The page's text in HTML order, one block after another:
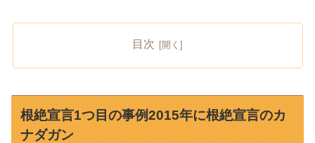
目次
根絶宣言1つ目の事例2015年に根絶宣言のカ
ナダガン